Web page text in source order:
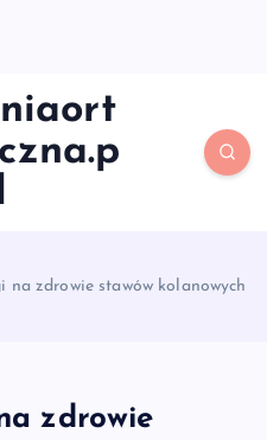
na zdrowie stawów kolanowych
zdrowie